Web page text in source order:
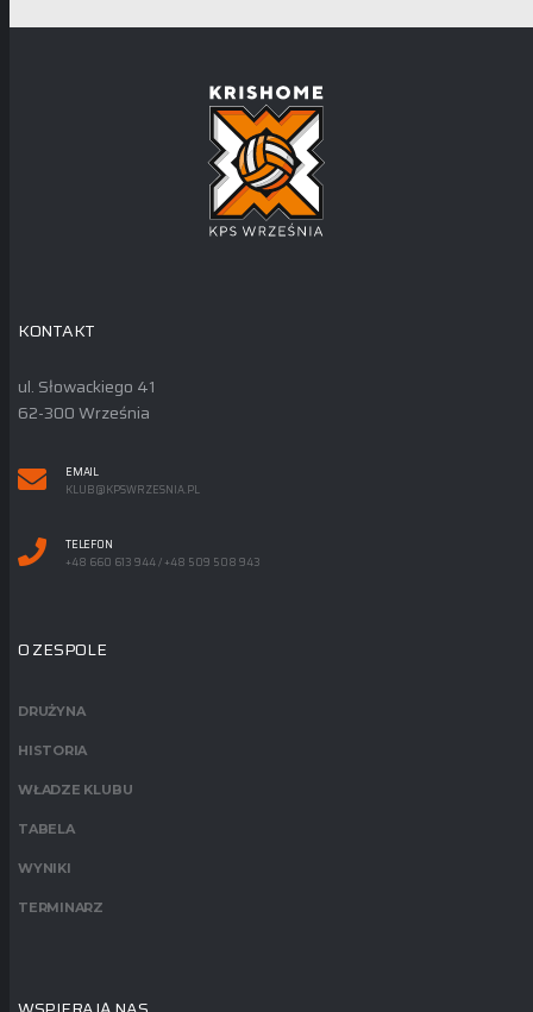
KONTAKT
ul. Słowackiego 41
62-300 Września
EMAIL
KLUB@KPSWRZESNIA.PL
TELEFON
+48 660 613 944 / +48 509 508 943
O ZESPOLE
DRUŻYNA
HISTORIA
WŁADZE KLUBU
TABELA
WYNIKI
TERMINARZ